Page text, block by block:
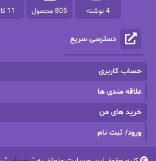
پروانه قدیمی
پریسا شکور(طوفان خاموش)
پنلوپه وارد
تاران
ترنم.25
4 نوشته 805 محصول 11 کامنت
دسترسی سریع
حساب کاربری
علاقه مندی ها
خرید های من
ورود/ ثبت نام